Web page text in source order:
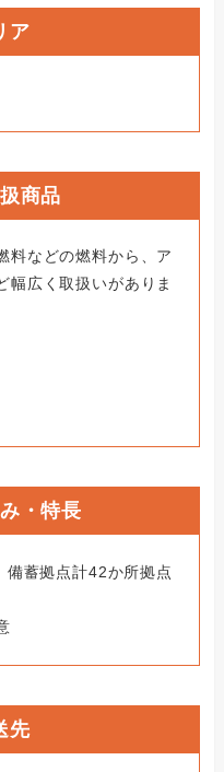
ア
商品
料などの燃料から、ア
幅広く取扱いがありま
・特長
備蓄拠点計42か所拠点
先